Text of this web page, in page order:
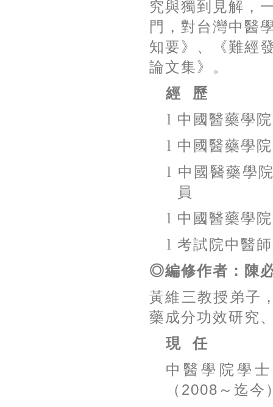
究與獨到見解，
門，對台灣中醫
知要》、《難經
論文集》。
經
歷
l 中國醫藥學
l 中國醫藥學
l 中國醫藥學
員
l 中國醫藥學
l 考試院中醫
◎編修作者：陳
黃維三教授弟子
藥成分功效研究
現
任
中醫學院學
（ 2008 ～迄今